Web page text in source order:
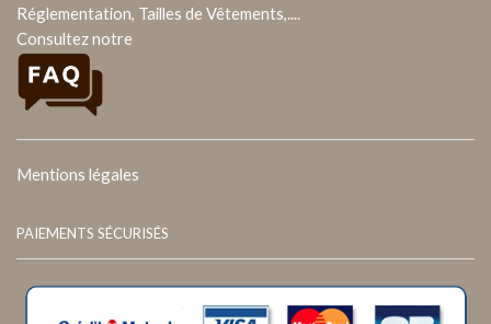
Réglementation, Tailles de Vêtements,....
Consultez notre
Mentions légales
PAIEMENTS SÉCURISÉS